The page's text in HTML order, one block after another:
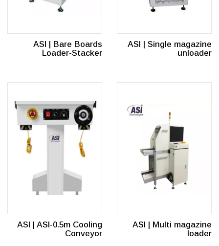
ASI | Single magazine
unloader
ASI | Bare Boards
Loader-Stacker
ASI | Multi magazine
loader
ASI | ASI-0.5m Cooling
Conveyor